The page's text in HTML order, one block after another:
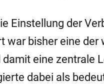
Einstellung der
war bisher eine
eine zentrale
dabei als